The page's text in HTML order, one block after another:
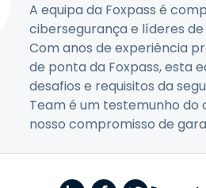
A equipa da Foxpass é
cibersegurança e líderes
Com anos de experiência
de ponta da Foxpass, esta
desafios e requisitos da
Team é um testemunho
nosso compromisso de